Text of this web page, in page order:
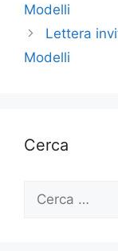
Modelli
Lettera
Modelli
Cerca
Ricerca